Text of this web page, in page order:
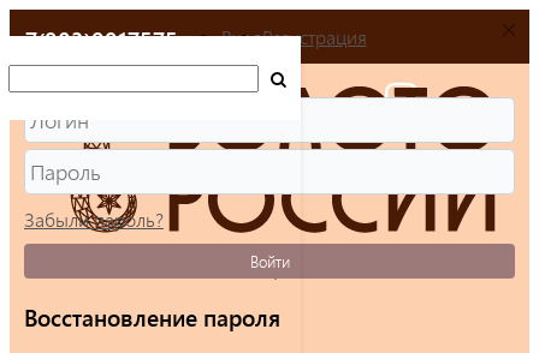
+7(903)9917575 ВходРегистрация
Забыли пароль?
Войти
Восстановление пароля